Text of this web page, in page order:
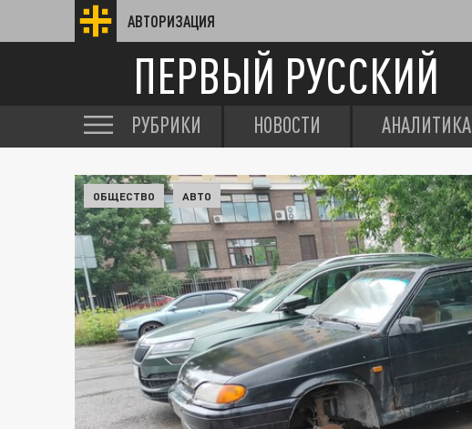
АВТОРИЗАЦИЯ
ПЕРВЫЙ РУССКИЙ
РУБРИКИ НОВОСТИ АНАЛИТИКА
ОБЩЕСТВО АВТО